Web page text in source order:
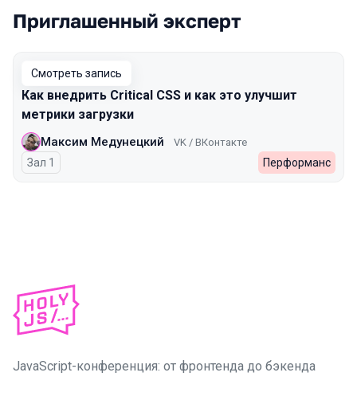
Выступления в сезоне 2025 Autumn
Приглашенный эксперт
Смотреть запись
Как внедрить Critical CSS и как это улучшит
метрики загрузки
Максим Медунецкий VK / ВКонтакте
Зал 1 Перформанс
JavaScript-конференция: от фронтенда до бэкенда